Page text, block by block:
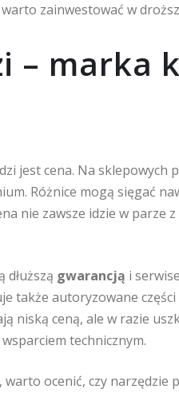
zainwestować w
– marka
jest cena. Na sklepowych
Różnice mogą sięgać
nie zawsze idzie w parze z
dłuższą gwarancją i
także autoryzowane części
niską ceną, ale w razie
technicznym.
warto ocenić, czy narzędzie